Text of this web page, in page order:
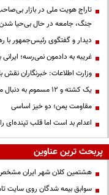
تاراج هویت ملی در بازار
جنگ، جامعه در حال بی‌حیا
دیدار و گفتگوی رئیس‌جمهور با
غریبه به دادمون نمی‌رسه؛
وزارت اطلاعات: خبرنگاران نقش
یک کشته و ۱۲ مسموم به دنبال مصرف مشروبات الکلی در نیشابور
مقاومت یمن؛ دو خیز اساسی
اعدام بد است اما قلب تپنده‌ای
پربحث ترین عناوین
هشتمین کلان شهر ایران
سوابق بیمه شدگان روی سایت